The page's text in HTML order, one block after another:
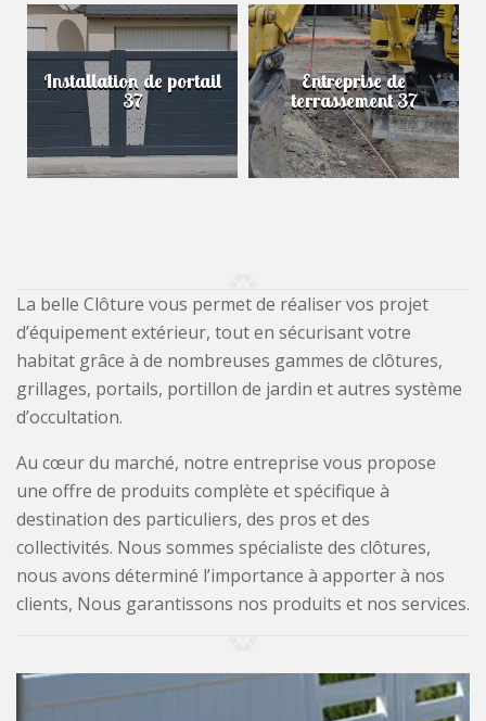
Installation de portail
37
Entreprise de
terrassement 37
La belle Clôture vous permet de réaliser vos projet
d’équipement extérieur, tout en sécurisant votre
habitat grâce à de nombreuses gammes de clôtures,
grillages, portails, portillon de jardin et autres système
d’occultation.
Au cœur du marché, notre entreprise vous propose
une offre de produits complète et spécifique à
destination des particuliers, des pros et des
collectivités. Nous sommes spécialiste des clôtures,
nous avons déterminé l’importance à apporter à nos
clients, Nous garantissons nos produits et nos services.